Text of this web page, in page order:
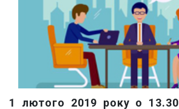
1 лютого 2019 року о 13.30